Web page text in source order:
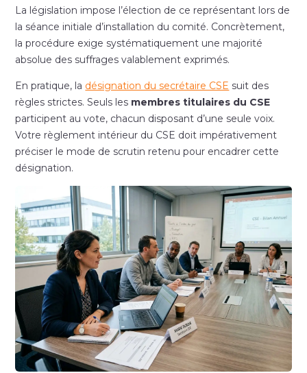
La législation impose l’élection de ce représentant lors de
la séance initiale d’installation du comité. Concrètement,
la procédure exige systématiquement une majorité
absolue des suffrages valablement exprimés.
En pratique, la désignation du secrétaire CSE suit des
règles strictes. Seuls les membres titulaires du CSE
participent au vote, chacun disposant d’une seule voix.
Votre règlement intérieur du CSE doit impérativement
préciser le mode de scrutin retenu pour encadrer cette
désignation.